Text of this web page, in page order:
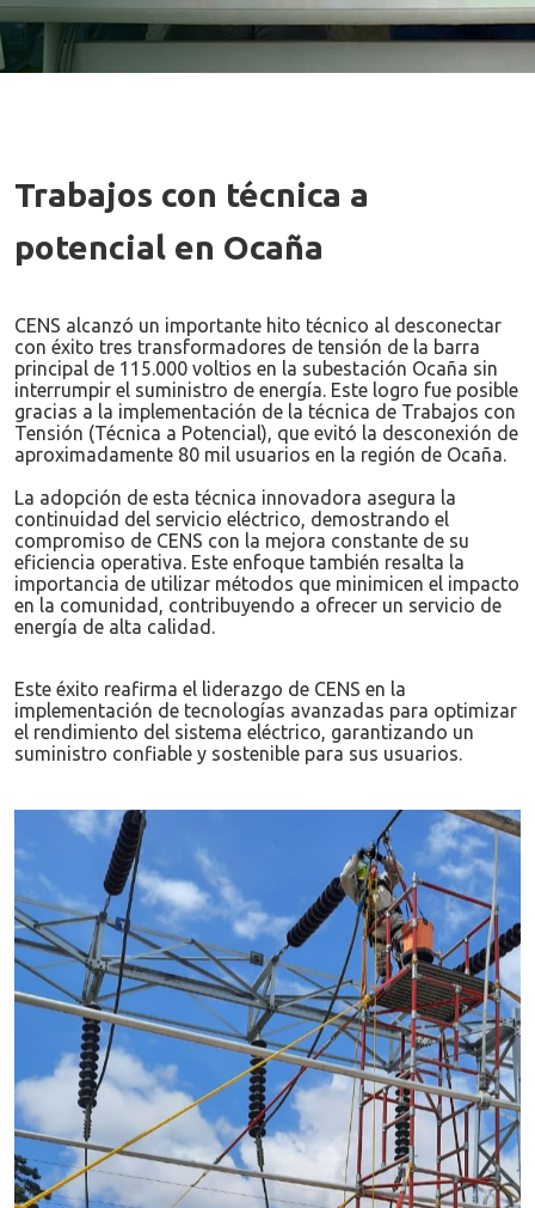
Trabajos con técnica a
potencial en Ocaña
CENS alcanzó un importante hito técnico al desconectar
con éxito tres transformadores de tensión de la barra
principal de 115.000 voltios en la subestación Ocaña sin
interrumpir el suministro de energía. Este logro fue posible
gracias a la implementación de la técnica de Trabajos con
Tensión (Técnica a Potencial), que evitó la desconexión de
aproximadamente 80 mil usuarios en la región de Ocaña.
La adopción de esta técnica innovadora asegura la
continuidad del servicio eléctrico, demostrando el
compromiso de CENS con la mejora constante de su
eficiencia operativa. Este enfoque también resalta la
importancia de utilizar métodos que minimicen el impacto
en la comunidad, contribuyendo a ofrecer un servicio de
energía de alta calidad.
Este éxito reafirma el liderazgo de CENS en la
implementación de tecnologías avanzadas para optimizar
el rendimiento del sistema eléctrico, garantizando un
suministro confiable y sostenible para sus usuarios.